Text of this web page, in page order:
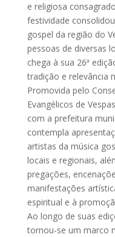
e religiosa
festividade
gospel da região do
pessoas de diversas
chega à sua 26ª
tradição e relevância
Promovida pelo
Evangélicos de
com a prefeitura
contempla
artistas da música
locais e regionais,
pregações,
manifestações
espiritual e à
Ao longo de suas
tornou-se um marco